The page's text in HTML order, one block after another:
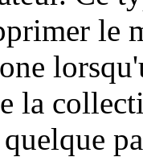
le
la